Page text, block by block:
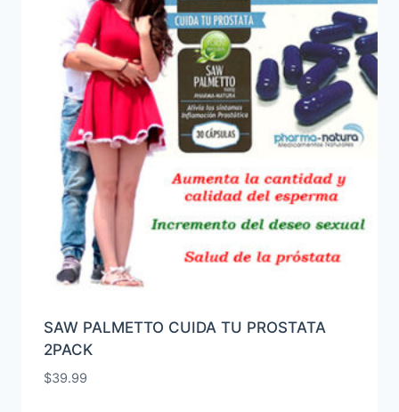
SAW PALMETTO CUIDA TU PROSTATA
2PACK
$39.99